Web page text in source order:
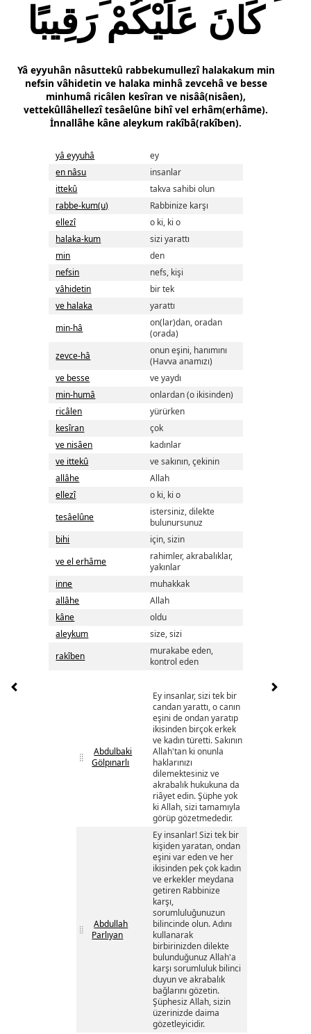
كَانَ عَلَيْكُمْ رَقِيبًا
Yâ eyyuhân nâsuttekû rabbekumullezî halakakum min
nefsin vâhidetin ve halaka minhâ zevcehâ ve besse
minhumâ ricâlen kesîran ve nisââ(nisâen),
vettekûllâhellezî tesâelûne bihî vel erhâm(erhâme).
İnnallâhe kâne aleykum rakîbâ(rakîben).
yâ eyyuhâ
ey
en nâsu
insanlar
ittekû
takva sahibi olun
rabbe-kum(u)
Rabbinize karşı
ellezî
o ki, ki o
halaka-kum
sizi yarattı
min
den
nefsin
nefs, kişi
vâhidetin
bir tek
ve halaka
yarattı
min-hâ
on(lar)dan, oradan
(orada)
zevce-hâ
onun eşini, hanımını
(Havva anamızı)
ve besse
ve yaydı
min-humâ
onlardan (o ikisinden)
ricâlen
yürürken
kesîran
çok
ve nisâen
kadınlar
ve ittekû
ve sakının, çekinin
allâhe
Allah
ellezî
o ki, ki o
tesâelûne
istersiniz, dilekte
bulunursunuz
bihi
için, sizin
ve el erhâme
rahimler, akrabalıklar,
yakınlar
inne
muhakkak
allâhe
Allah
kâne
oldu
aleykum
size, sizi
rakîben
murakabe eden,
kontrol eden
Abdulbaki
Gölpınarlı
Ey insanlar, sizi tek bir
candan yarattı, o canın
eşini de ondan yaratıp
ikisinden birçok erkek
ve kadın türetti. Sakının
Allah'tan ki onunla
haklarınızı
dilemektesiniz ve
akrabalık hukukuna da
riâyet edin. Şüphe yok
ki Allah, sizi tamamıyla
görüp gözetmededir.
Abdullah
Parlıyan
Ey insanlar! Sizi tek bir
kişiden yaratan, ondan
eşini var eden ve her
ikisinden pek çok kadın
ve erkekler meydana
getiren Rabbinize
karşı,
sorumluluğunuzun
bilincinde olun. Adını
kullanarak
birbirinizden dilekte
bulunduğunuz Allah'a
karşı sorumluluk bilinci
duyun ve akrabalık
bağlarını gözetin.
Şüphesiz Allah, sizin
üzerinizde daima
gözetleyicidir.